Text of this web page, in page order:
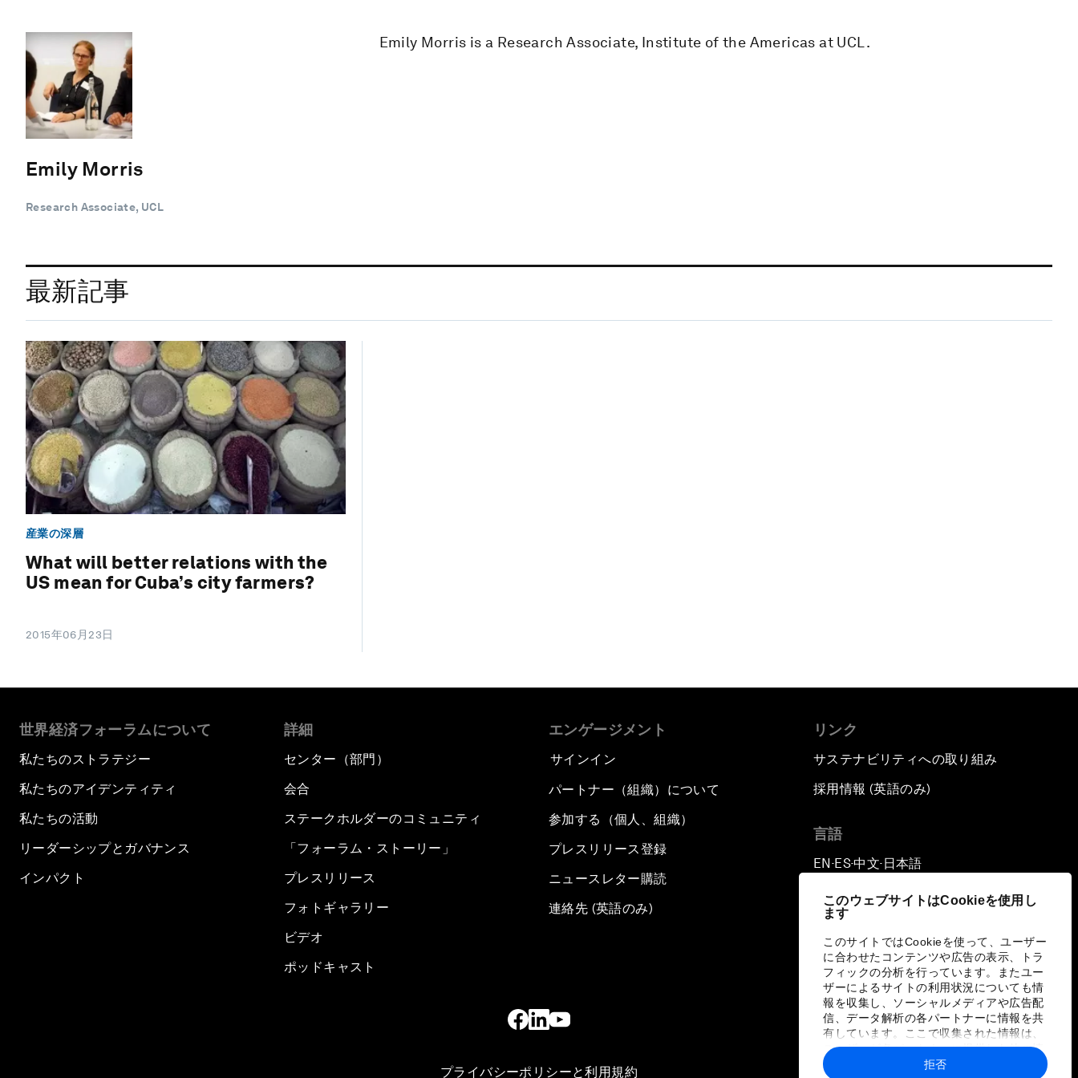
このウェブサイトはCookieを使用し
ます
このサイトではCookieを使って、ユーザー
に合わせたコンテンツや広告の表示、トラ
フィックの分析を行っています。またユー
ザーによるサイトの利用状況についても情
報を収集し、ソーシャルメディアや広告配
信、データ解析の各パートナーに情報を共
有しています。ここで収集された情報は、
ユーザーが各パートナーに提供した他の情
報や各パートナーのサービスを使用した際
拒否
Emily Morris
Research Associate, UCL
Emily Morris is a Research Associate, Institute of the Americas at UCL.
最新記事
産業の深層
What will better relations with the
US mean for Cuba’s city farmers?
2015年06月23日
世界経済フォーラムについて
私たちのストラテジー
私たちのアイデンティティ
私たちの活動
リーダーシップとガバナンス
インパクト
詳細
センター（部門）
会合
ステークホルダーのコミュニティ
「フォーラム・ストーリー」
プレスリリース
フォトギャラリー
ビデオ
ポッドキャスト
エンゲージメント
サインイン
パートナー（組織）について
参加する（個人、組織）
プレスリリース登録
ニュースレター購読
連絡先 (英語のみ)
リンク
サステナビリティへの取り組み
採用情報 (英語のみ)
言語
EN ▪ ES▪中文▪ 日本語
プライバシーポリシーと利用規約